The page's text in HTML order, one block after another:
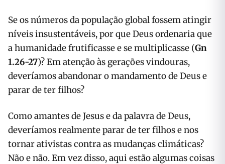
Se os números da população global fossem atingir
níveis insustentáveis, por que Deus ordenaria que
a humanidade frutificasse e se multiplicasse (Gn
1.26-27)? Em atenção às gerações vindouras,
deveríamos abandonar o mandamento de Deus e
parar de ter filhos?
Como amantes de Jesus e da palavra de Deus,
deveríamos realmente parar de ter filhos e nos
tornar ativistas contra as mudanças climáticas?
Não e não. Em vez disso, aqui estão algumas coisas